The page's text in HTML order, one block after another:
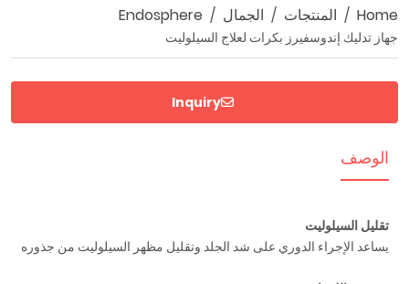
Home المنتجات الجمال Endosphere
جهاز تدليك إندوسفيرز بكرات لعلاج السيلوليت
Inquiry
الوصف
تقليل السيلوليت
يساعد الإجراء الدوري على شد الجلد وتقليل مظهر السيلوليت من جذوره